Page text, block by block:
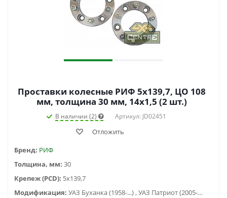
Проставки колесные РИФ 5x139,7, ЦО 108
мм, толщина 30 мм, 14x1,5 (2 шт.)
В наличии (2) Артикул: JD02451
Отложить
Бренд: РИФ
Толщина, мм: 30
Крепеж (PCD): 5x139,7
Модификация:
УАЗ Буханка (1958-...) , УАЗ Патриот (2005-2015), УАЗ Хантер (2003-...), УАЗ-3151